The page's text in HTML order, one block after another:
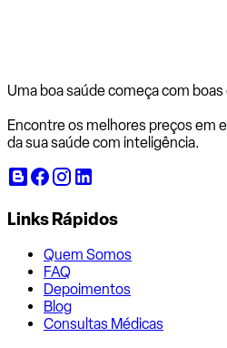
Uma boa saúde começa com
Encontre os melhores preços em
da sua saúde com inteligência.
Links Rápidos
Quem Somos
FAQ
Depoimentos
Blog
Consultas Médicas